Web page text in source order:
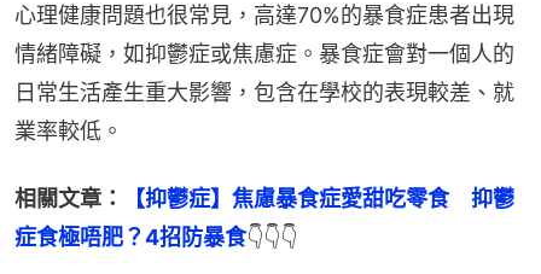
心理健康問題也很常見，高達70%的暴食症患者出現
情緒障礙，如抑鬱症或焦慮症。暴食症會對一個人的
日常生活產生重大影響，包含在學校的表現較差、就
業率較低。
相關文章：
【抑鬱症】焦慮暴食症愛甜吃零食　抑鬱
症食極唔肥？4招防暴食👇👇👇